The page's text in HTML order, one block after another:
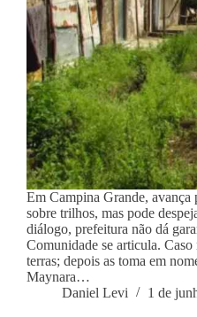
Em Campina Grande,
sobre trilhos, mas pode
diálogo, prefeitura não dá
Comunidade se articula.
terras; depois as toma em
Maynara…
Daniel Levi
1 de